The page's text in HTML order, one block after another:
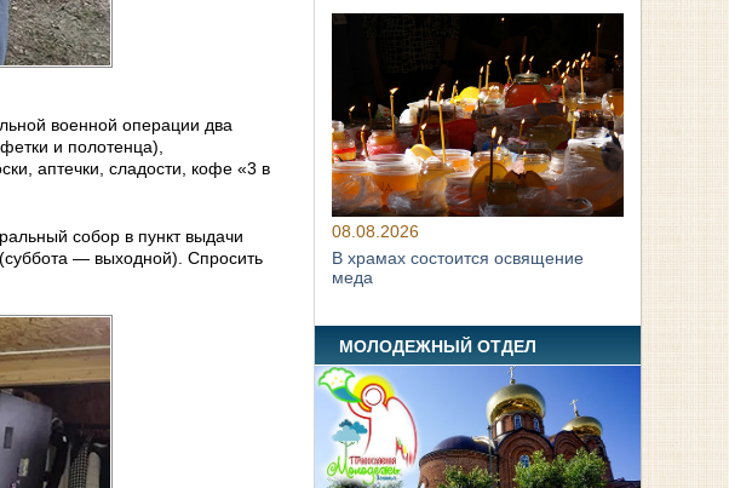
военной операции два
и полотенца),
аптечки, сладости, кофе «3 в
собор в пункт выдачи
— выходной). Спросить
08.08.2026
В храмах состоится освящение
меда
МОЛОДЕЖНЫЙ ОТДЕЛ